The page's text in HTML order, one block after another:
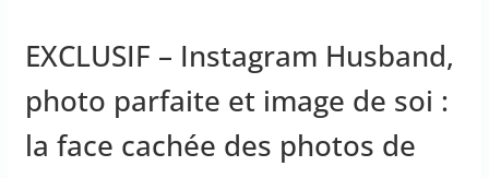
EXCLUSIF – Instagram Husband,
photo parfaite et image de soi :
la face cachée des photos de